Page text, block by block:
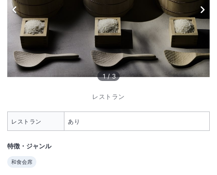
1 /3
レストラン
レストラン あり
特徴・ジャンル
和食会席